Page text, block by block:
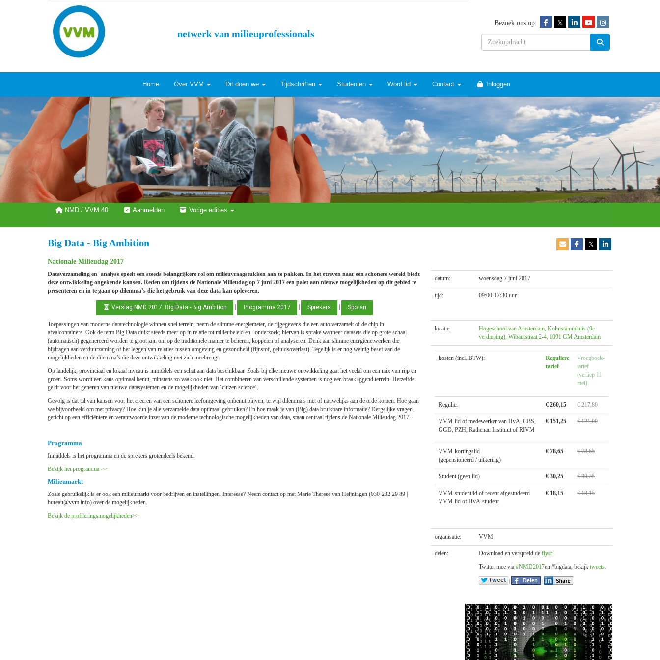
netwerk van milieuprofessionals
Bezoek ons op: 𝕏
Home Over VVM Dit doen we Tijdschriften Studenten Word lid Contact Inloggen
NMD / VVM 40 Aanmelden Vorige edities
Big Data - Big Ambition
Nationale Milieudag 2017
𝕏
Dataverzameling en -analyse speelt een steeds belangrijkere rol om milieuvraagstukken aan te pakken. In het streven naar een schonere wereld biedt
deze ontwikkeling ongekende kansen. Reden om tijdens de Nationale Milieudag op 7 juni 2017 een palet aan nieuwe mogelijkheden op dit gebied te
presenteren en in te gaan op dilemma’s die het gebruik van deze data kan opleveren.
Verslag NMD 2017: Big Data - Big Ambition Programma 2017 Sprekers Sporen
datum: woensdag 7 juni 2017
tijd: 09:00-17:30 uur
Toepassingen van moderne datatechnologie winnen snel terrein, neem de slimme energiemeter, de rijgegevens die een auto verzamelt of de chip in
afvalcontainers. Ook de term Big Data duikt steeds meer op in relatie tot milieubeleid en –onderzoek; hiervan is sprake wanneer datasets die op grote schaal
(automatisch) gegenereerd worden te groot zijn om op de traditionele manier te beheren, koppelen of analyseren. Denk aan slimme energienetwerken die
bijdragen aan verduurzaming of het leggen van relaties tussen omgeving en gezondheid (fijnstof, geluidsoverlast). Tegelijk is er nog weinig besef van de
mogelijkheden en de dilemma’s die deze ontwikkeling met zich meebrengt.
Op landelijk, provinciaal en lokaal niveau is inmiddels een schat aan data beschikbaar. Zoals bij elke nieuwe ontwikkeling gaat het veelal om een mix van rijp en
groen. Soms wordt een kans optimaal benut, minstens zo vaak ook niet. Het combineren van verschillende systemen is nog een braakliggend terrein. Hetzelfde
geldt voor het generen van nieuwe datasystemen en de mogelijkheden van ‘citizen science’.
Gevolg is dat tal van kansen voor het creëren van een schonere leefomgeving onbenut blijven, terwijl dilemma’s niet of nauwelijks aan de orde komen. Hoe gaan
we bijvoorbeeld om met privacy? Hoe kun je alle verzamelde data optimaal gebruiken? En hoe maak je van (Big) data bruikbare informatie? Dergelijke vragen,
gericht op een efficiëntere én verantwoorde inzet van de moderne technologische mogelijkheden van data, staan centraal tijdens de Nationale Milieudag 2017.
Programma
Inmiddels is het programma en de sprekers grotendeels bekend.
Bekijk het programma >>
Milieumarkt
Zoals gebruikelijk is er ook een milieumarkt voor bedrijven en instellingen. Interesse? Neem contact op met Marie Therese van Heijningen (030-232 29 89 |
uaerub@vvm.info) over de mogelijkheden.
Bekijk de profileringsmogelijkheden>>
locatie:
Hogeschool van Amsterdam, Kohnstammhuis (9e
verdieping), Wibautstraat 2-4, 1091 GM Amsterdam
kosten (incl. BTW):
Reguliere
tarief
Vroegboek­
tarief
(verliep 11
mei)
Regulier € 260,15 € 217,80
VVM-lid of medewerker van HvA, CBS,
GGD, PZH, Rathenau Instituut of RIVM
€ 151,25 € 121,00
VVM-kortingslid
(gepensioneerd / uitkering)
€ 78,65 € 78,65
Student (geen lid) € 30,25 € 30,25
VVM-studentlid of recent afgestudeerd
VVM-lid of HvA-student
€ 18,15 € 18,15
organisatie: VVM
delen: Download en verspreid de flyer
Twitter mee via #NMD2017en #bigdata, bekijk tweets.